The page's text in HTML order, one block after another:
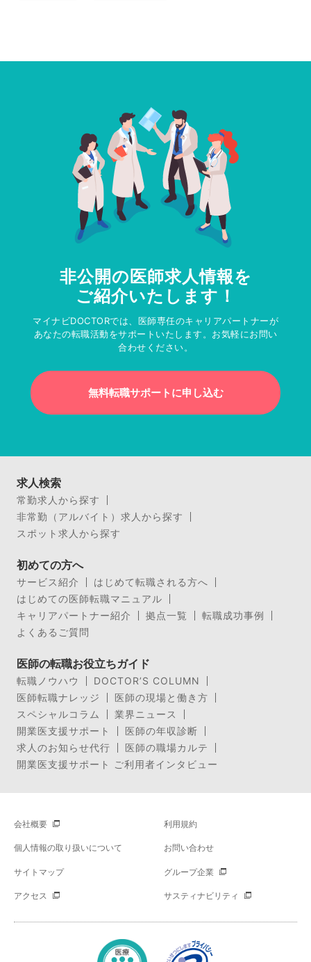
非公開の医師求人情報を
ご紹介いたします！
マイナビDOCTORでは、医師専任のキャリアパートナーが
あなたの転職活動をサポートいたします。お気軽にお問い
合わせください。
無料転職サポートに申し込む
求人検索
常勤求人から探す
非常勤（アルバイト）求人から探す
スポット求人から探す
初めての方へ
サービス紹介
はじめて転職される方へ
はじめての医師転職マニュアル
キャリアパートナー紹介
拠点一覧
転職成功事例
よくあるご質問
医師の転職お役立ちガイド
転職ノウハウ
DOCTOR’S COLUMN
医師転職ナレッジ
医師の現場と働き方
スペシャルコラム
業界ニュース
開業医支援サポート
医師の年収診断
求人のお知らせ代行
医師の職場カルテ
開業医支援サポート ご利用者インタビュー
会社概要 利用規約
個人情報の取り扱いについて お問い合わせ
サイトマップ グループ企業
アクセス サスティナビリティ